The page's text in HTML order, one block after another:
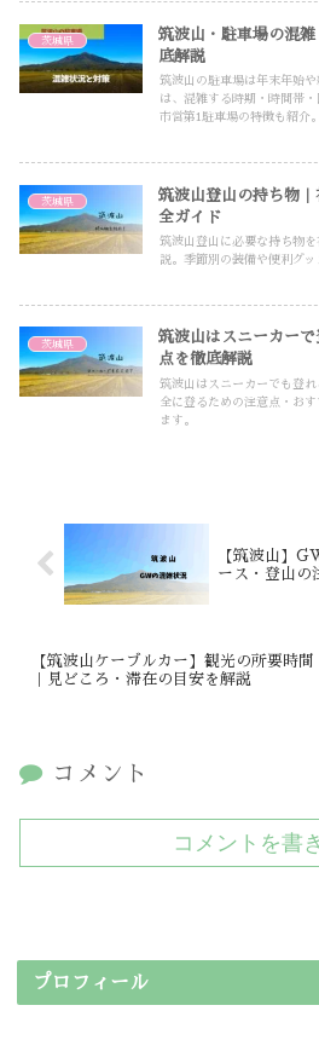
茨城県
筑波山・駐車場の混
底解説
筑波山の駐車場は年末年始
は、混雑する時期・時間帯
市営第1駐車場の特徴も紹介。
茨城県
筑波山登山の持ち物
全ガイド
筑波山登山に必要な持ち物
説。季節別の装備や便利グッ
茨城県
筑波山はスニーカー
点を徹底解説
筑波山はスニーカーでも登
全に登るための注意点・お
ます。
【筑波山】
ース・登山の
【筑波山ケーブルカー】観光の所要時間
｜見どころ・滞在の目安を解説
コメント
コメントを書
プロフィール